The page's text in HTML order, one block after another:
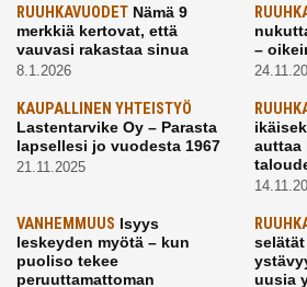
RUUHKAVUODET Nämä 9
merkkiä kertovat, että
vauvasi rakastaa sinua
8.1.2026
–
KAUPALLINEN YHTEISTYÖ
Lastentarvike Oy – Parasta
lapsellesi jo vuodesta 1967
21.11.2025
auttaa
VANHEMMUUS Isyys
leskeyden myötä – kun
puoliso tekee
peruuttamattoman
uusia